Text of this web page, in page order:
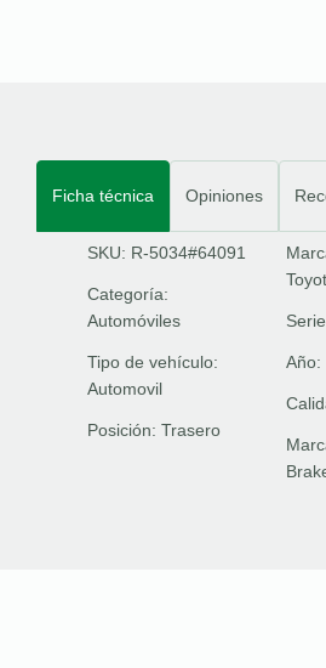
Ficha técnica Opiniones
SKU: R-5034#64091
Categoría:
Automóviles
Tipo de vehículo:
Automovil
Posición: Trasero
Año: